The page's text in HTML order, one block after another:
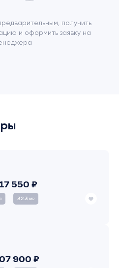
получить
и оформить заявку на
550 ₽
32.3 м2
900 ₽